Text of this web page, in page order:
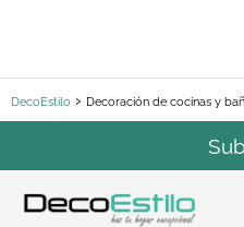
DecoEstilo Decoración de cocinas y